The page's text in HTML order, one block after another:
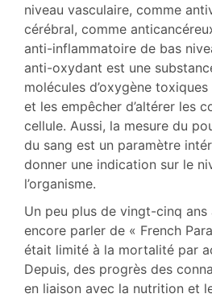
niveau vasculaire, comme
cérébral, comme
anti-inflammatoire de bas
anti-oxydant est une
molécules d’oxygène
et les empêcher d’altérer les
cellule. Aussi, la mesure du
du sang est un paramètre
donner une indication sur le
l’organisme.
Un peu plus de vingt-cinq
encore parler de « French
était limité à la mortalité par
Depuis, des progrès des
en liaison avec la nutrition et